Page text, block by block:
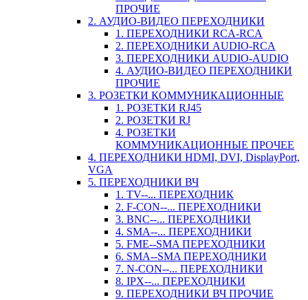
ПРОЧИЕ
2. АУДИО-ВИДЕО ПЕРЕХОДНИКИ
1. ПЕРЕХОДНИКИ RCA-RCA
2. ПЕРЕХОДНИКИ AUDIO-RCA
3. ПЕРЕХОДНИКИ AUDIO-AUDIO
4. АУДИО-ВИДЕО ПЕРЕХОДНИКИ
ПРОЧИЕ
3. РОЗЕТКИ КОММУНИКАЦИОННЫЕ
1. РОЗЕТКИ RJ45
2. РОЗЕТКИ RJ
4. РОЗЕТКИ
КОММУНИКАЦИОННЫЕ ПРОЧЕЕ
4. ПЕРЕХОДНИКИ HDMI, DVI, DisplayPort,
VGA
5. ПЕРЕХОДНИКИ ВЧ
1. TV--... ПЕРЕХОДНИК
2. F-CON--... ПЕРЕХОДНИКИ
3. BNC--... ПЕРЕХОДНИКИ
4. SMA--... ПЕРЕХОДНИКИ
5. FME--SMA ПЕРЕХОДНИКИ
6. SMA--SMA ПЕРЕХОДНИКИ
7. N-CON--... ПЕРЕХОДНИКИ
8. IPX--... ПЕРЕХОДНИКИ
9. ПЕРЕХОДНИКИ ВЧ ПРОЧИЕ